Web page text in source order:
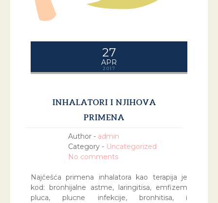
27
APR
2017
INHALATORI I NJIHOVA
PRIMENA
Author - admin
Category - Uncategorized
No comments
Najčešća primena inhalatora kao terapija je
kod: bronhijalne astme, laringitisa, emfizem
pluca, plucne infekcije, bronhitisa, i